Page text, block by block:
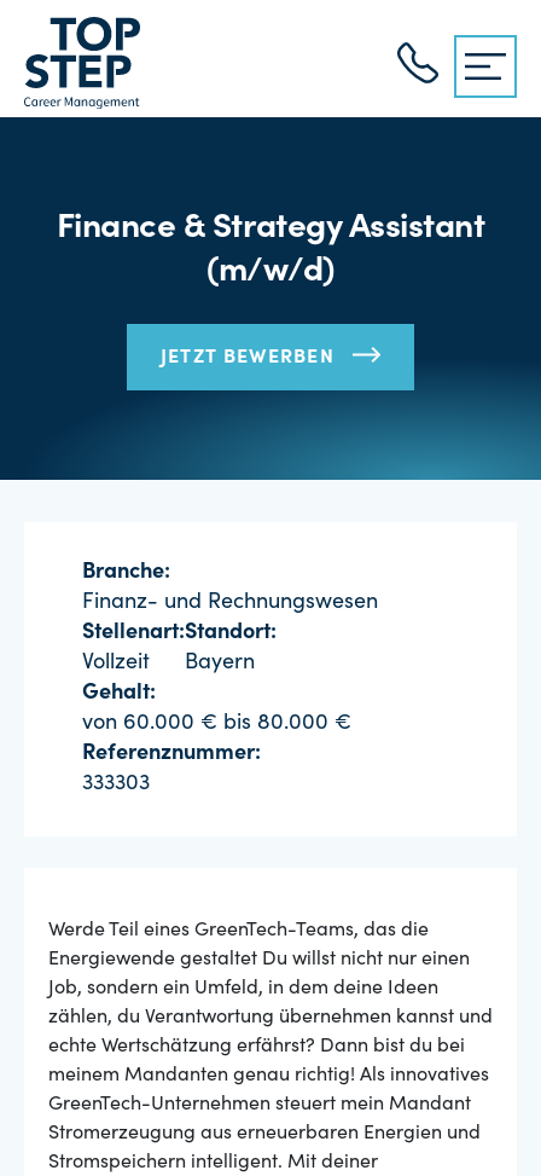
Finance & Strategy Assistant
(m/w/d)
JETZT BEWERBEN
Branche:
Finanz- und Rechnungswesen
Stellenart:
Vollzeit
Standort:
Bayern
Gehalt:
von 60.000 € bis 80.000 €
Referenznummer:
333303
Werde Teil eines GreenTech-Teams, das die
Energiewende gestaltet Du willst nicht nur einen
Job, sondern ein Umfeld, in dem deine Ideen
zählen, du Verantwortung übernehmen kannst und
echte Wertschätzung erfährst? Dann bist du bei
meinem Mandanten genau richtig! Als innovatives
GreenTech-Unternehmen steuert mein Mandant
Stromerzeugung aus erneuerbaren Energien und
Stromspeichern intelligent. Mit deiner